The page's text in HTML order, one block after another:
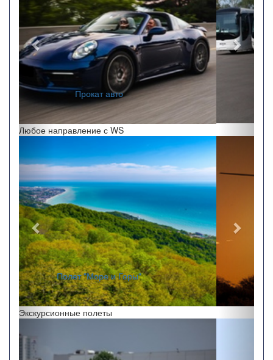
Заказ автобусов
Любое направление с WS
"Полет на закате"
Экскурсионные полеты